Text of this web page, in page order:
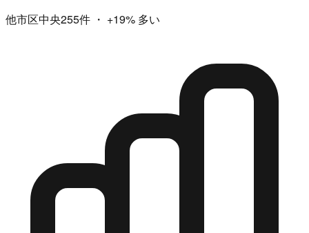
他市区中央255件 ・ +19% 多い